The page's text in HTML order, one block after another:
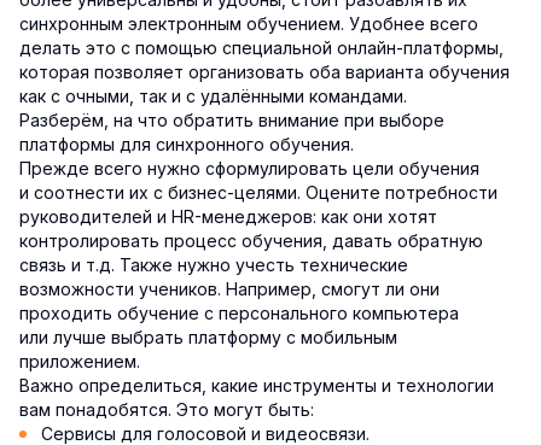
синхронным электронным обучением. Удобнее всего
делать это с помощью специальной онлайн-платформы,
которая позволяет организовать оба варианта обучения
как с очными, так и с удалёнными командами.
Разберём, на что обратить внимание при выборе
платформы для синхронного обучения.
Прежде всего нужно сформулировать цели обучения
и соотнести их с бизнес-целями. Оцените потребности
руководителей и HR-менеджеров: как они хотят
контролировать процесс обучения, давать обратную
связь и т.д. Также нужно учесть технические
возможности учеников. Например, смогут ли они
проходить обучение с персонального компьютера
или лучше выбрать платформу с мобильным
приложением.
Важно определиться, какие инструменты и технологии
вам понадобятся. Это могут быть:
Сервисы для голосовой и видеосвязи.